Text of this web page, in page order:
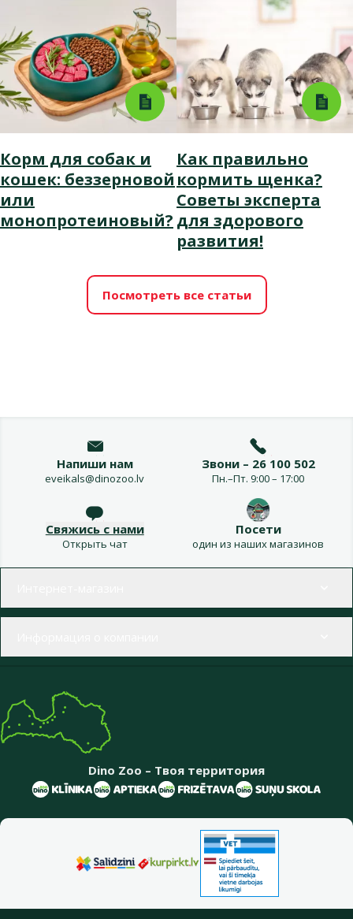
Корм для собак и
кошек: беззерновой
или
монопротеиновый?
Как правильно
кормить щенка?
Советы эксперта
для здорового
развития!
Посмотреть все статьи
Напиши нам
eveikals@dinozoo.lv
Звони – 26 100 502
Пн.–Пт. 9:00 – 17:00
Свяжись с нами
Открыть чат
Посети
один из наших магазинов
Dino Zoo – Твоя территория